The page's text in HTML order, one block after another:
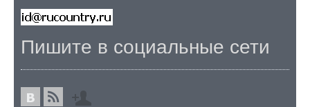
Пишите в социальные сети